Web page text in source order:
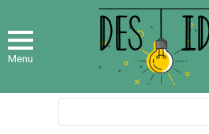
Menu